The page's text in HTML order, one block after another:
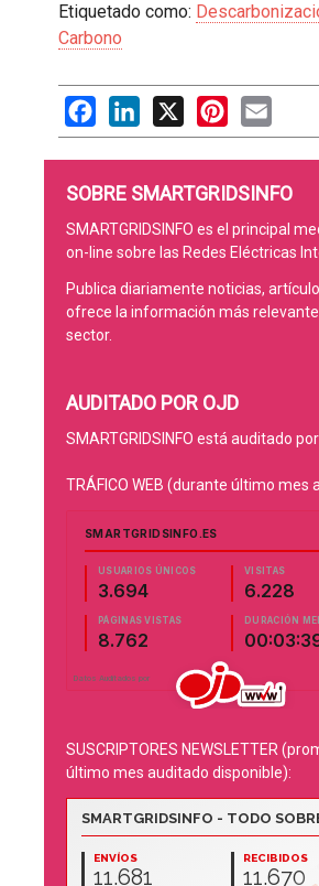
Etiquetado como:
Carbono
FacebookLinkedIn
X PinterestEmail
SOBRE SMARTGRIDSINFO
SMARTGRIDSINFO es el principal
on-line sobre las Redes Eléctricas
Publica diariamente noticias,
ofrece la información más
sector.
AUDITADO POR OJD
SMARTGRIDSINFO está auditado por
TRÁFICO WEB (durante último mes
SUSCRIPTORES NEWSLETTER
último mes auditado disponible):